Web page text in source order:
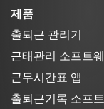
제품
출퇴근 관리기
근태관리 소프트
근무시간표 앱
출퇴근기록 소프